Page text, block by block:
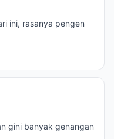
ini, rasanya pengen
gini banyak genangan